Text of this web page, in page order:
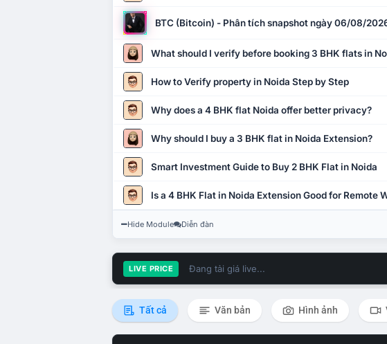
BTC (Bitcoin) - Phân tích snapshot ngày 06/08/
What should I verify before booking 3 BHK flats in
How to Verify property in Noida Step by Step
Why does a 4 BHK flat Noida offer better privacy?
Why should I buy a 3 BHK flat in Noida Extension?
Smart Investment Guide to Buy 2 BHK Flat in Noida
Is a 4 BHK Flat in Noida Extension Good for Remote
Hide Module Diễn đàn
LIVE PRICE Đang tải giá live...
Tất cả Văn bản Hình ảnh